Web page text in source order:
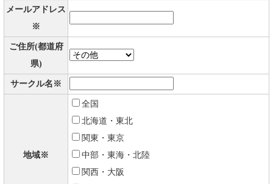
メールアドレス
※
ご住所(都道府
県)
サークル名※
地域※
全国
北海道・東北
関東・東京
中部・東海・北陸
関西・大阪